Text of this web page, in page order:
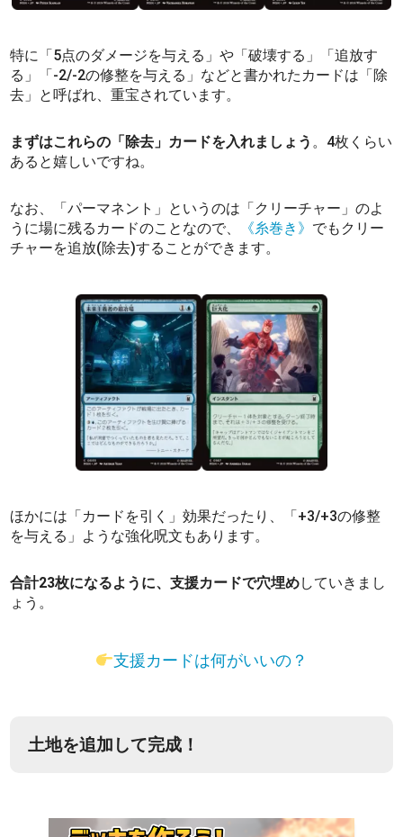
特に「5点のダメージを与える」や「破壊する」「追放す
る」「-2/-2の修整を与える」などと書かれたカードは「除
去」と呼ばれ、重宝されています。
まずはこれらの「除去」カードを入れましょう 。4枚くらい
あると嬉しいですね。
なお、「パーマネント」というのは「クリーチャー」のよ
うに場に残るカードのことなので、
《糸巻き》 でもクリー
チャーを追放(除去)することができます。
ほかには「カードを引く」効果だったり、「+3/+3の修整
を与える」ような強化呪文もあります。
合計23枚になるように、支援カードで穴埋めしていきまし
ょう。
支援カードは何がいいの？
土地を追加して完成！